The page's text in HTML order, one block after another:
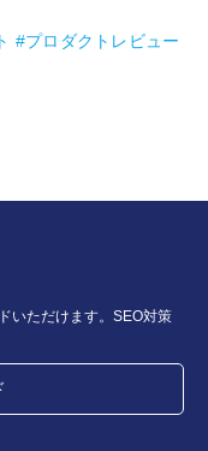
#プロダクトレビュー
いただけます。SEO対策